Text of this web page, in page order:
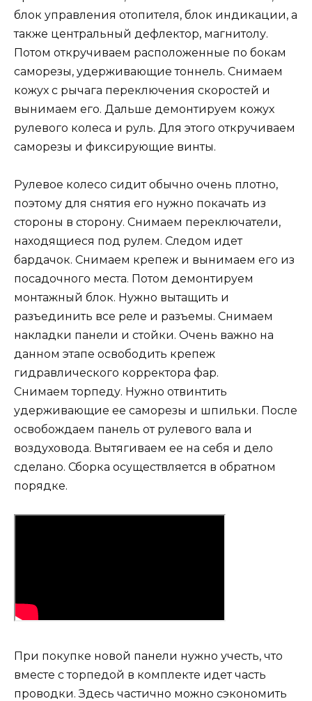
блок управления отопителя, блок индикации, а
также центральный дефлектор, магнитолу.
Потом откручиваем расположенные по бокам
саморезы, удерживающие тоннель. Снимаем
кожух с рычага переключения скоростей и
вынимаем его. Дальше демонтируем кожух
рулевого колеса и руль. Для этого откручиваем
саморезы и фиксирующие винты.
Рулевое колесо сидит обычно очень плотно,
поэтому для снятия его нужно покачать из
стороны в сторону. Снимаем переключатели,
находящиеся под рулем. Следом идет
бардачок. Снимаем крепеж и вынимаем его из
посадочного места. Потом демонтируем
монтажный блок. Нужно вытащить и
разъединить все реле и разъемы. Снимаем
накладки панели и стойки. Очень важно на
данном этапе освободить крепеж
гидравлического корректора фар.
Снимаем торпеду. Нужно отвинтить
удерживающие ее саморезы и шпильки. После
освобождаем панель от рулевого вала и
воздуховода. Вытягиваем ее на себя и дело
сделано. Сборка осуществляется в обратном
порядке.
При покупке новой панели нужно учесть, что
вместе с торпедой в комплекте идет часть
проводки. Здесь частично можно сэкономить